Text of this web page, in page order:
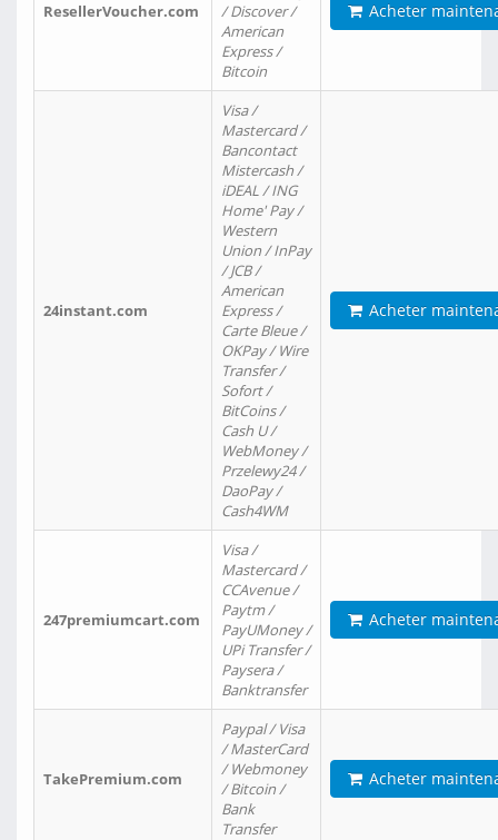
ResellerVoucher.com
/ Discover /
American
Express /
Bitcoin
Acheter
24instant.com
Visa /
Mastercard /
Bancontact
Mistercash /
iDEAL / ING
Home' Pay /
Western
Union / InPay
/ JCB /
American
Express /
Carte Bleue /
OKPay / Wire
Transfer /
Sofort /
BitCoins /
Cash U /
WebMoney /
Przelewy24 /
DaoPay /
Cash4WM
Acheter
247premiumcart.com
Visa /
Mastercard /
CCAvenue /
Paytm /
PayUMoney /
UPi Transfer /
Paysera /
Banktransfer
Acheter
TakePremium.com
Paypal / Visa
/ MasterCard
/ Webmoney
/ Bitcoin /
Bank
Transfer
Acheter